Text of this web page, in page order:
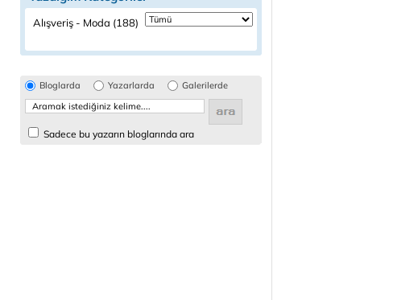
Alışveriş - Moda (188)
Bloglarda Yazarlarda Galerilerde
Sadece bu yazarın bloglarında ara